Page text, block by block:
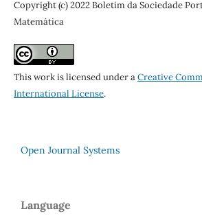
Copyright (c) 2022 Boletim da Sociedade
Matemática
This work is licensed under aCreative
International License.
Open Journal Systems
Language